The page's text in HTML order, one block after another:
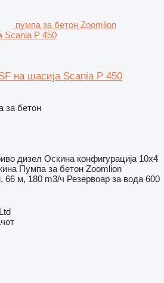
пумпа за бетон Zoomlion
Scania P 450
на шасија Scania P 450
за бетон
дизел Оскина конфигурација 10x4
Пумпа за бетон Zoomlion
66 м, 180 m3/ч Резервоар за вода 600